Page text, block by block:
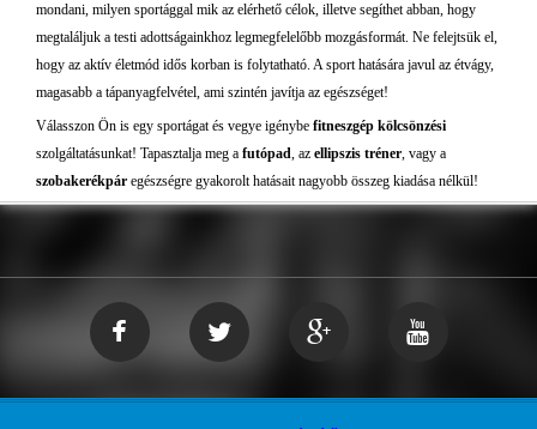
mondani, milyen sportággal mik az elérhető célok, illetve segíthet abban, hogy
megtaláljuk a testi adottságainkhoz legmegfelelőbb mozgásformát. Ne felejtsük el,
hogy az aktív életmód idős korban is folytatható. A sport hatására javul az étvágy,
magasabb a tápanyagfelvétel, ami szintén javítja az egészséget!
Válasszon Ön is egy sportágat és vegye igénybe fitneszgép kölcsönzési
szolgáltatásunkat! Tapasztalja meg a futópad, az ellipszis tréner, vagy a
szobakerékpár egészségre gyakorolt hatásait nagyobb összeg kiadása nélkül!